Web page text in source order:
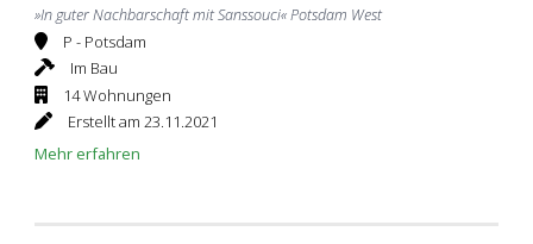
»In guter Nachbarschaft mit Sanssouci« Potsdam West
P - Potsdam
Im Bau
14 Wohnungen
Erstellt am 23.11.2021
Mehr erfahren